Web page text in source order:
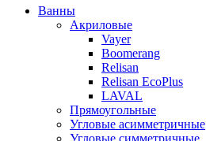
Ванны
Акриловые
Vayer
Boomerang
Relisan
Relisan EcoPlus
LAVAL
Прямоугольные
Угловые асимметричные
Угловые симметричные